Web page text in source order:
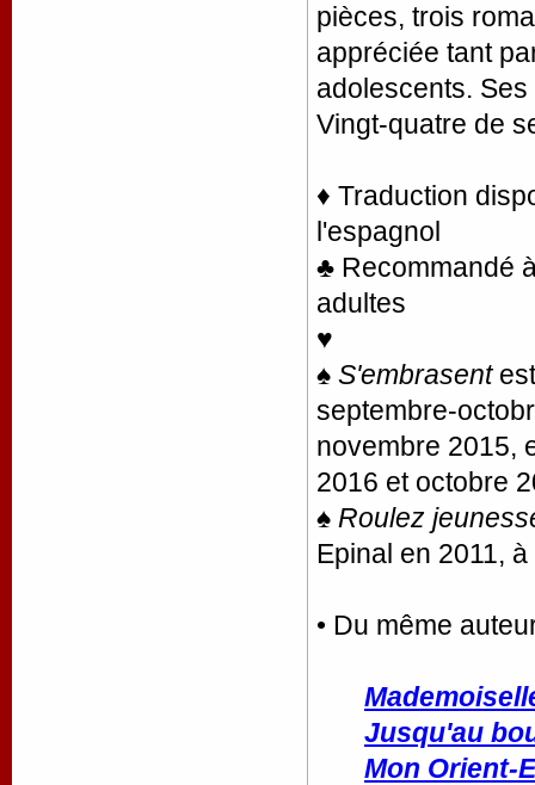
pièces, trois
appréciée tant
adolescents.
Vingt-quatre de
♦ Traduction
l'espagnol
♣ Recommandé
adultes
♥
♠ S'embrasent
septembre-
novembre 2015,
2016 et octobre
♠ Roulez
Epinal en 2011,
• Du même
Jusqu'au
Mon Orient-